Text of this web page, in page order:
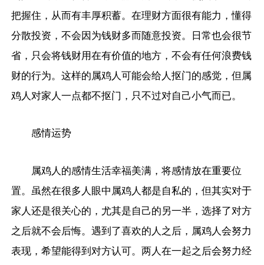
把握住，从而有丰厚积蓄。在理财方面很有能力，懂得
分散投资，不会因为钱财多而随意投资。日常也会很节
省，只会将钱财用在有价值的地方，不会有任何浪费钱
财的行为。这样的属鸡人可能会给人抠门的感觉，但属
鸡人对家人一点都不抠门，只不过对自己小气而已。
感情运势
属鸡人的感情生活幸福美满，将感情放在重要位
置。虽然在很多人眼中属鸡人都是自私的，但其实对于
家人还是很关心的，尤其是自己的另一半，选择了对方
之后就不会后悔。遇到了喜欢的人之后，属鸡人会努力
表现，希望能得到对方认可。两人在一起之后会努力经